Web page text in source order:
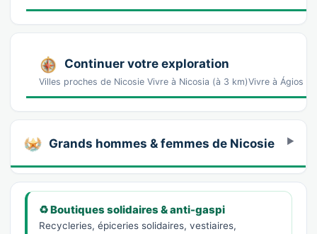
Continuer votre exploration
Villes proches de Nicosie Vivre à Nicosia (à 3 km)Vivre à Ágios
Grands hommes & femmes de Nicosie
♻️ Boutiques solidaires & anti-gaspi
Recycleries, épiceries solidaires, vestiaires,